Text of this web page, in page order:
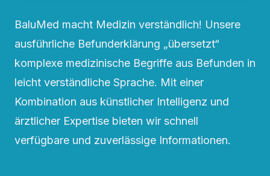
BaluMed macht Medizin verständlich! Unsere
ausführliche Befunderklärung „übersetzt“
komplexe medizinische Begriffe aus Befunden in
leicht verständliche Sprache. Mit einer
Kombination aus künstlicher Intelligenz und
ärztlicher Expertise bieten wir schnell
verfügbare und zuverlässige Informationen.